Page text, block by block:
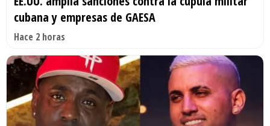
cubana y empresas de GAESA
Hace 2 horas